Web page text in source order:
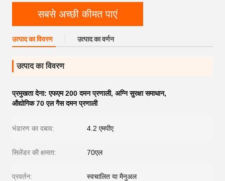
सबसे अच्छी कीमत पाएं
उत्पाद का विवरण उत्पाद का वर्णन
उत्पाद का विवरण
प्रमुखता देना:एफएम 200 दमन प्रणाली, अग्नि सुरक्षा समाधान,
औद्योगिक 70 एल गैस दमन प्रणाली
भंडारण का दबाव: 4.2 एमपीए
सिलेंडर की क्षमता: 70एल
प्रवर्तन: स्वचालित या मैनुअल